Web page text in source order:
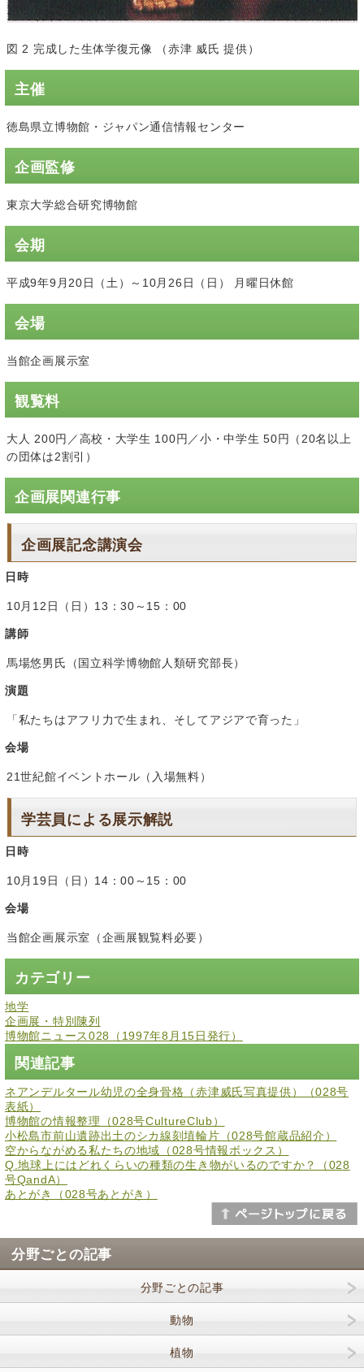
図 2 完成した生体学復元像 （赤津 威氏 提供）
主催
徳島県立博物館・ジャパン通信情報センター
企画監修
東京大学総合研究博物館
会期
平成9年9月20日（土）～10月26日（日） 月曜日休館
会場
当館企画展示室
観覧料
大人 200円／高校・大学生 100円／小・中学生 50円（20名以上
の団体は2割引）
企画展関連行事
企画展記念講演会
日時
10月12日（日）13：30～15：00
講師
馬場悠男氏（国立科学博物館人類研究部長）
演題
「私たちはアフリ力で生まれ、そしてアジアで育った」
会場
21世紀館イベントホール（入場無料）
学芸員による展示解説
日時
10月19日（日）14：00～15：00
会場
当館企画展示室（企画展観覧料必要）
カテゴリー
地学
企画展・特別陳列
博物館ニュース028（1997年8月15日発行）
関連記事
ネアンデルタール幼児の全身骨格（赤津威氏写真提供）（028号
表紙）
博物館の情報整理（028号CultureClub）
小松島市前山遺跡出土のシカ線刻埴輪片（028号館蔵品紹介）
空からながめる私たちの地域（028号情報ボックス）
Q.地球上にはどれくらいの種類の生き物がいるのですか？（028
号QandA）
あとがき（028号あとがき）
分野ごとの記事
分野ごとの記事
動物
植物